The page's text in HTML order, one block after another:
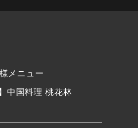
メニュー
中国料理 桃花林